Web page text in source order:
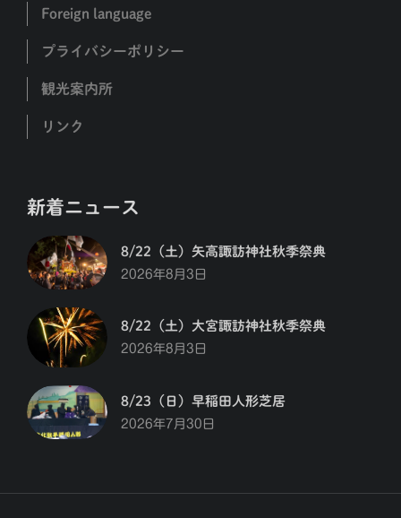
Foreign language
プライバシーポリシー
観光案内所
リンク
新着ニュース
8/22（土）矢高諏訪神社秋季祭典
2026年8月3日
8/22（土）大宮諏訪神社秋季祭典
2026年8月3日
8/23（日）早稲田人形芝居
2026年7月30日